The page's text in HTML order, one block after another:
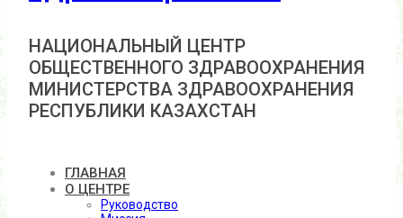
НАЦИОНАЛЬНЫЙ ЦЕНТР
ОБЩЕСТВЕННОГО ЗДРАВООХРАНЕНИЯ
МИНИСТЕРСТВА ЗДРАВООХРАНЕНИЯ
РЕСПУБЛИКИ КАЗАХСТАН
ГЛАВНАЯ
О ЦЕНТРЕ
Руководство